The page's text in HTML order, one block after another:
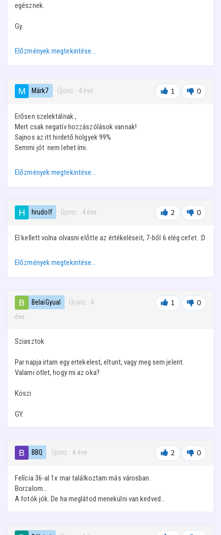
egésznek.
Gy.
Előzmények megtekintése…
Márk7 · Újonc · 4 éve 1 0
Erősen szelektálnak ,
Mert csak negatív hozzászólások vannak!
Sajnos az itt hirdető hölgyek 99%
Semmi jót nem lehet írni.
Előzmények megtekintése…
hrudolf · Újonc · 4 éve 2 0
El kellett volna olvasni előtte az értékeléseit, 7-ből 6 elég cefet. :D
Előzmények megtekintése…
BelaiGyual · Újonc · 4
éve
1 0
Sziasztok
Par napja irtam egy ertekelest, eltunt, vagy meg sem jelent.
Valami ötlet, hogy mi az oka?
Köszi
GY.
BBQ · Újonc · 4 éve 2 0
Felícia 36-al 1x mar találkoztam más városban.
Borzalom...
A fotók jók. De ha meglátod menekülni van kedved...